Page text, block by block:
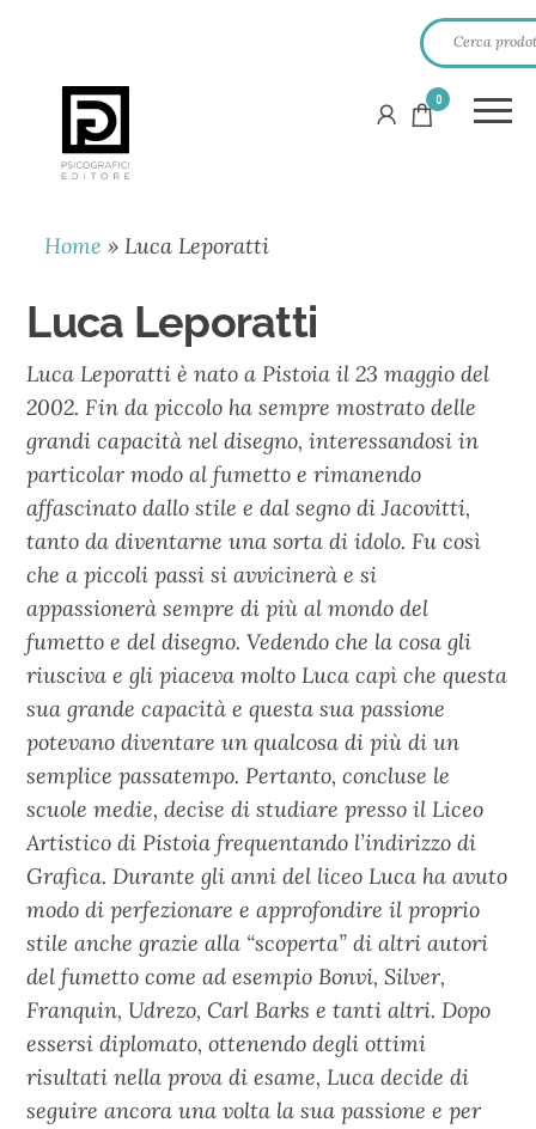
PSICOGRAFICI
EDITORE
0
Home »Luca Leporatti
Luca Leporatti
Luca Leporatti è nato a Pistoia il 23 maggio del
2002. Fin da piccolo ha sempre mostrato delle
grandi capacità nel disegno, interessandosi in
particolar modo al fumetto e rimanendo
affascinato dallo stile e dal segno di Jacovitti,
tanto da diventarne una sorta di idolo. Fu così
che a piccoli passi si avvicinerà e si
appassionerà sempre di più al mondo del
fumetto e del disegno. Vedendo che la cosa gli
riusciva e gli piaceva molto Luca capì che questa
sua grande capacità e questa sua passione
potevano diventare un qualcosa di più di un
semplice passatempo. Pertanto, concluse le
scuole medie, decise di studiare presso il Liceo
Artistico di Pistoia frequentando l’indirizzo di
Grafica. Durante gli anni del liceo Luca ha avuto
modo di perfezionare e approfondire il proprio
stile anche grazie alla “scoperta” di altri autori
del fumetto come ad esempio Bonvi, Silver,
Franquin, Udrezo, Carl Barks e tanti altri. Dopo
essersi diplomato, ottenendo degli ottimi
risultati nella prova di esame, Luca decide di
seguire ancora una volta la sua passione e per